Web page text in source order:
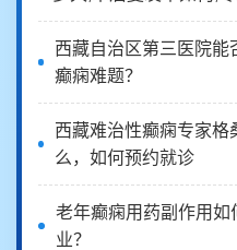
西藏自治区第三医院能
癫痫难题？
西藏难治性癫痫专家格
么，如何预约就诊
老年癫痫用药副作用如
业？